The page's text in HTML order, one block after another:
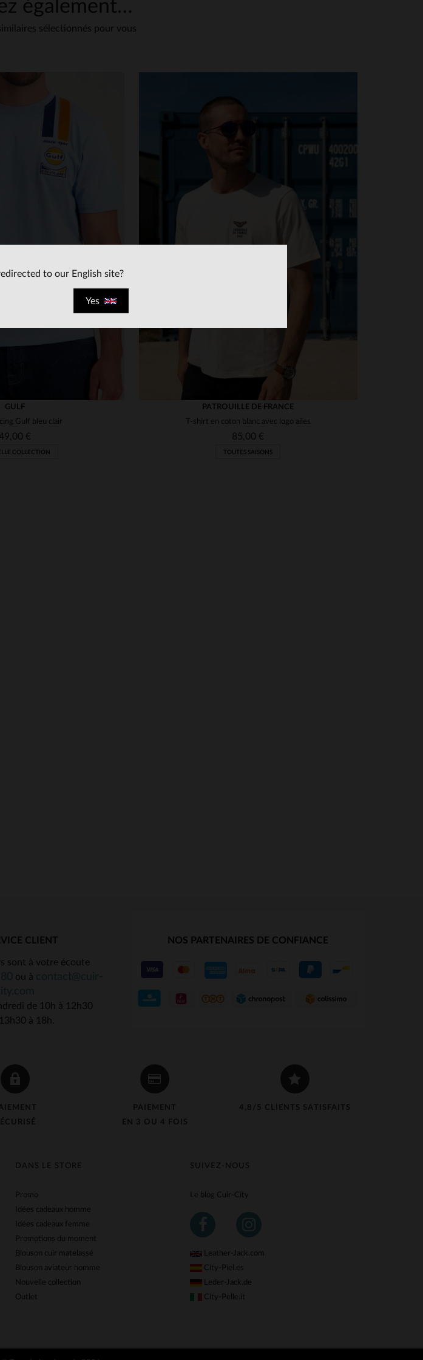
également…
sélectionnés pour vous
GULF
Gulf bleu clair
49,00 €
COLLECTION
PATROUILLE DE FRANCE
T-shirt en coton blanc avec logo ailes
85,00 €
TOUTES SAISONS
PAIEMENT
EN 3 OU 4 FOIS
4,8/5 CLIENTS SATISFAITS
CLIENT
sont à votre écoute
ou à
de 10h à 12h30
à 18h.
NOS PARTENAIRES DE CONFIANCE
SUIVEZ-NOUS
Le blog Cuir-City
Leather-Jack.com
City-Piel.es
Leder-Jack.de
City-Pelle.it
DANS LE STORE
Promo
Idées cadeaux homme
Idées cadeaux femme
Promotions du moment
Blouson cuir matelassé
Blouson aviateur homme
Nouvelle collection
Outlet
to our English site?
Yes